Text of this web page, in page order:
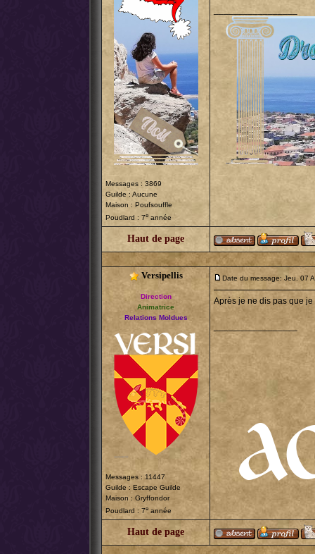
Messages : 3869
Guilde : Aucune
Maison : Poufsouffle
Poudlard : 7e année
_________________
Haut de page
Versipellis
Direction
Animatrice
Relations Moldues
Messages : 11447
Guilde : Escape Guilde
Maison : Gryffondor
Poudlard : 7e année
Date du message: Jeu. 07
Après je ne dis pas que
_________________
Haut de page